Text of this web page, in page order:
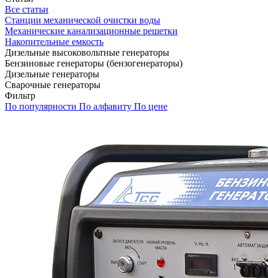
Все статьи
Станции механической очистки воды
Механические канализационные решетки
Накопительные емкость
Дизельные высоковольтные генераторы
Бензиновые генераторы (бензогенераторы)
Дизельные генераторы
Сварочные генераторы
Фильтр
По популярности По алфавиту По цене